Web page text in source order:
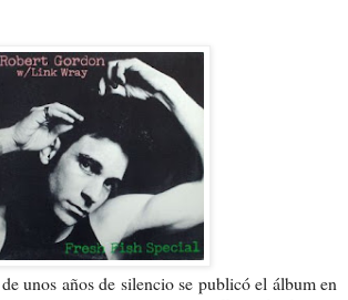
unos años de silencio se publicó el álbumen